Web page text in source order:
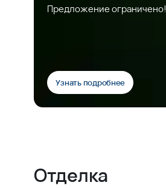
Предложение ограничено!
Узнать подробнее
Отделка